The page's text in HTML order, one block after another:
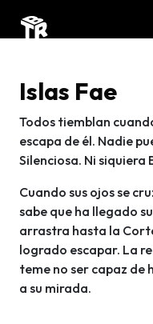
Islas Fae
Todos tiemblan
escapa de él. Nadie
Silenciosa. Ni siquiera
Cuando sus ojos se
sabe que ha llegado
arrastra hasta la
logrado escapar. La
teme no ser capaz de
a su mirada.